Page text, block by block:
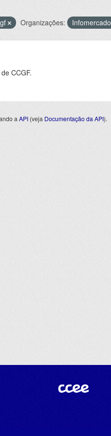
Organizações: Infomercado
CCGF.
a API (veja Documentação da API).